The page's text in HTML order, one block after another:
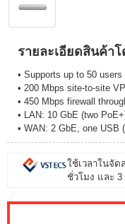
รายละเอียดสินค้า
• Supports up to 50 users
• 200 Mbps site-to-site
• 450 Mbps firewall
• LAN: 10 GbE (two
• WAN: 2 GbE, one USB
ใช้เวลาในจัด
ชั่วโมง และ 3